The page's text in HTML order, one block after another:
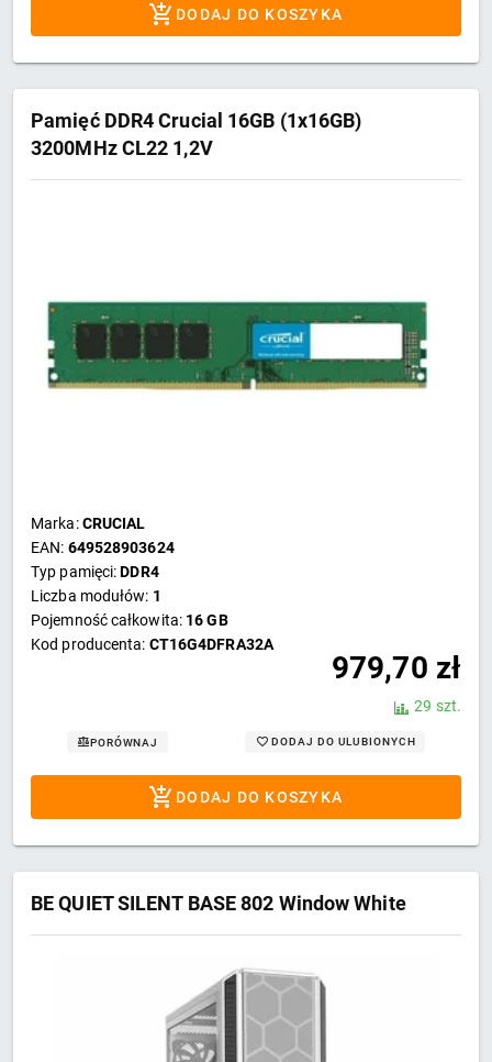
DODAJ DO KOSZYKA
Pamięć DDR4 Crucial 16GB (1x16GB)
3200MHz CL22 1,2V
Marka:CRUCIAL
EAN: 649528903624
Typ pamięci:DDR4
Liczba modułów: 1
Pojemność całkowita: 16 GB
Kod producenta: CT16G4DFRA32A
979,70 zł
29 szt.
PORÓWNAJ DODAJ DO ULUBIONYCH
DODAJ DO KOSZYKA
BE QUIET SILENT BASE 802 Window White